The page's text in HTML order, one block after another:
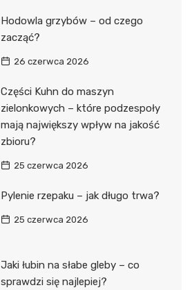
Hodowla grzybów – od czego
zacząć?
26 czerwca 2026
Części Kuhn do maszyn
zielonkowych – które podzespoły
mają największy wpływ na jakość
zbioru?
25 czerwca 2026
Pylenie rzepaku – jak długo trwa?
25 czerwca 2026
Jaki łubin na słabe gleby – co
sprawdzi się najlepiej?